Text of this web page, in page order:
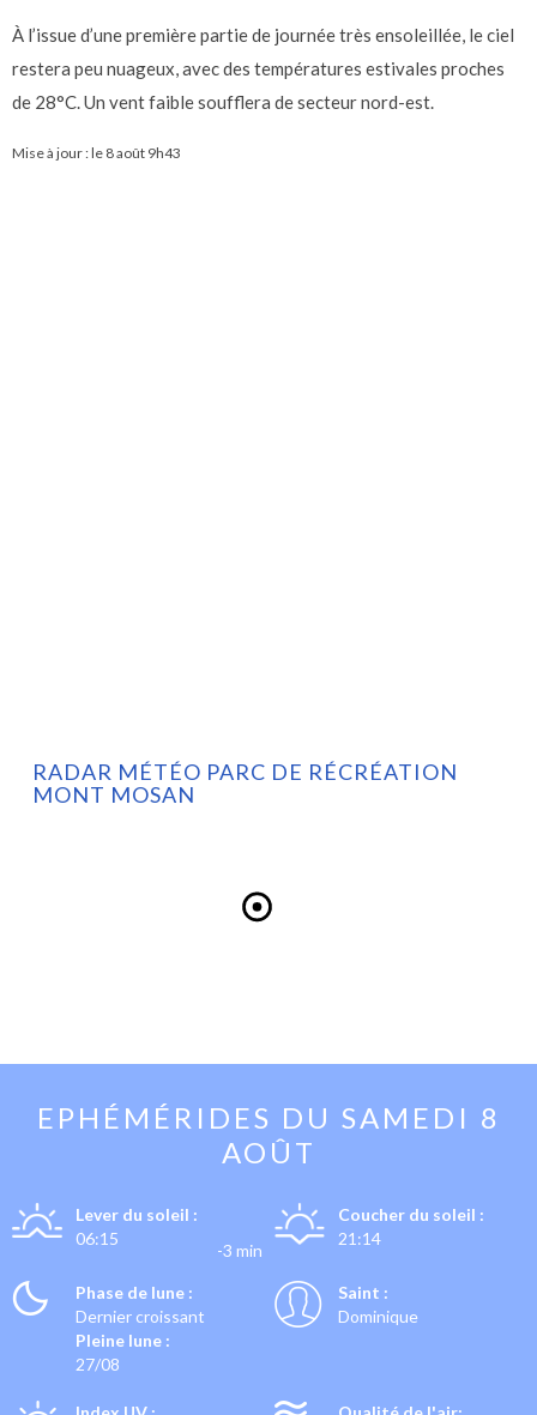
À l’issue d’une première partie de journée très ensoleillée, le ciel
restera peu nuageux, avec des températures estivales proches
de 28°C. Un vent faible soufflera de secteur nord-est.
Mise à jour : le 8 août 9h43
RADAR MÉTÉO PARC DE RÉCRÉATION
MONT MOSAN
EPHÉMÉRIDES DU SAMEDI 8
AOÛT
Lever du soleil :
06:15
-3 min
Coucher du soleil :
21:14
Phase de lune :
Dernier croissant
Pleine lune :
27/08
Saint :
Dominique